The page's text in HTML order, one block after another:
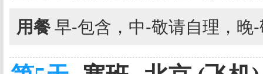
用餐 早-包含，中-敬请自理，晚